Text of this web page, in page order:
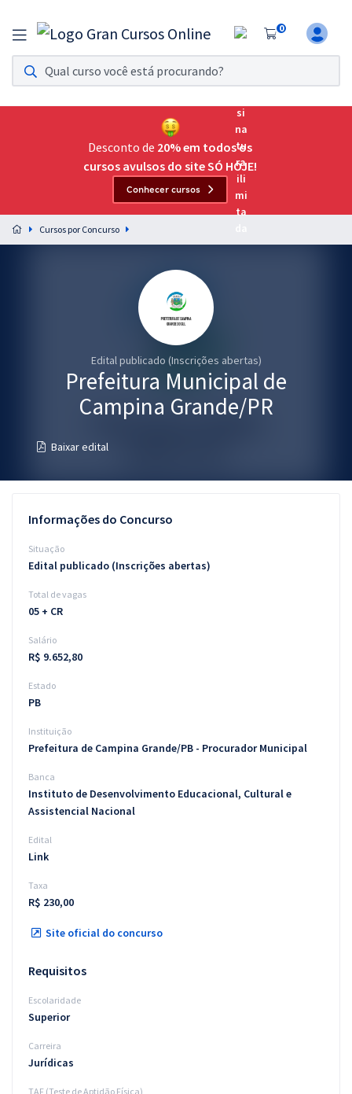
0
Assinatura Ilimitada 11
Acesso a todos os cursos. Teste grátis por 7 dias!
Assinatura OAB Até Passar
Acesso ilimitado a toda preparação para o Exame da
Preparação completa e intensiva para as principais
residências em saúde do Brasil
Questões grátis
Conteúdo gratuito
Aprovados
Atendimento
Desconto de 20% em todos os
cursos avulsos do site SÓ HOJE!
Conhecer cursos
Cursos por Concurso
Edital publicado (Inscrições abertas)
Prefeitura Municipal de
Campina Grande/PR
Baixar edital
Informações do Concurso
Situação
Edital publicado (Inscrições abertas)
Total de vagas
05 + CR
Salário
R$ 9.652,80
Estado
PB
Instituição
Prefeitura de Campina Grande/PB - Procurador Municipal
Banca
Instituto de Desenvolvimento Educacional, Cultural e
Assistencial Nacional
Edital
Link
Taxa
R$ 230,00
Site oficial do concurso
Requisitos
Escolaridade
Superior
Carreira
Jurídicas
TAF (Teste de Aptidão Física)